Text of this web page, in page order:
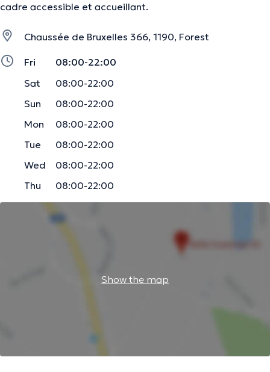
cadre accessible et accueillant.
Chaussée de Bruxelles 366, 1190, Forest
Fri
08:00-22:00
Sat
08:00-22:00
Sun
08:00-22:00
Mon
08:00-22:00
Tue
08:00-22:00
Wed
08:00-22:00
Thu
08:00-22:00
Show the map